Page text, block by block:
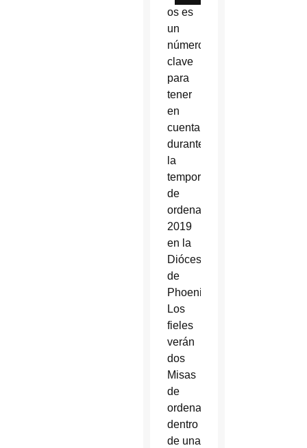
os es
un
número
clave
para
tener
en
cuenta
durante
la
temporada
de
ordenaciones
2019
en la
Diócesis
de
Phoenix.
Los
fieles
verán
dos
Misas
de
ordenación
dentro
de una